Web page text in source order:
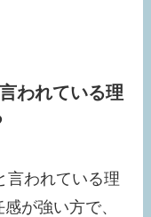
われている理
言われている理
が強い方で、